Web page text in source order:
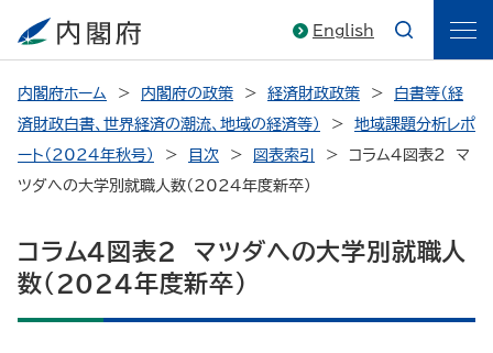
English
内閣府ホーム 内閣府の政策 経済財政政策
白書等（経
済財政白書、世界経済の潮流、地域の経済等）
地域課題分析レポ
ート（2024年秋号）
目次 図表索引
コラム４図表２ マ
ツダへの大学別就職人数（2024年度新卒）
コラム４図表２ マツダへの大学別就職人
数（2024年度新卒）